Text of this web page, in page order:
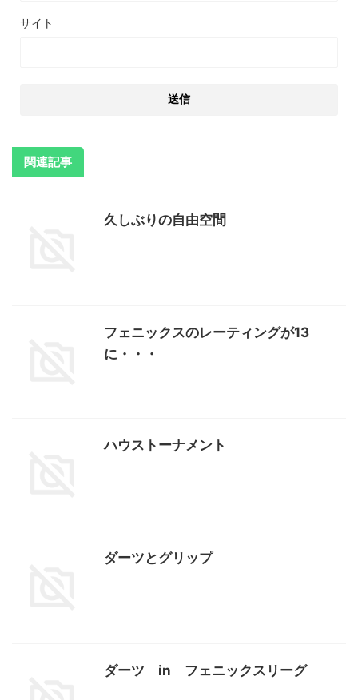
サイト
関連記事
久しぶりの自由空間
フェニックスのレーティングが13
に・・・
ハウストーナメント
ダーツとグリップ
ダーツ in フェニックスリーグ